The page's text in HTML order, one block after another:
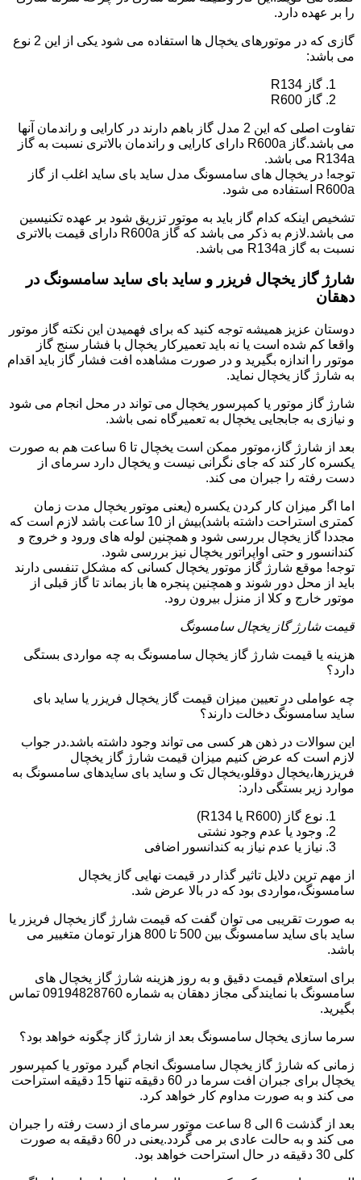
را بر عهده دارد.
گازی که در موتورهای یخچال ها استفاده می شود یکی از این 2 نوع
می باشد:
گاز R134
گاز R600
تفاوت اصلی که این 2 مدل گاز باهم دارند در کارایی و راندمان آنها
می باشد.گاز R600a دارای کارایی و راندمان بالاتری نسبت به گاز
R134a می باشد.
توجه! در یخچال های سامسونگ مدل ساید بای ساید اغلب از گاز
R600a استفاده می شود.
تشخیص اینکه کدام گاز باید به موتور تزریق شود بر عهده تکنیسین
می باشد.لازم به ذکر می باشد که گاز R600a دارای قیمت بالاتری
نسبت به گاز R134a می باشد.
شارژ گاز یخچال فریزر و ساید بای ساید سامسونگ در
دهقان
دوستان عزیز همیشه توجه کنید که برای فهمیدن این نکته گاز موتور
واقعا کم شده است یا نه باید تعمیرکار یخچال با فشار سنج گاز
موتور را اندازه بگیرید و در صورت مشاهده افت فشار گاز باید اقدام
به شارژ گاز یخچال نماید.
شارژ گاز موتور یا کمپرسور یخچال می تواند در محل انجام می شود
و نیازی به جابجایی یخچال به تعمیرگاه نمی باشد.
بعد از شارژ گاز،موتور ممکن است یخچال تا 6 ساعت هم به صورت
یکسره کار کند که جای نگرانی نیست و یخچال دارد سرمای از
دست رفته را جبران می کند.
اما اگر میزان کار کردن یکسره (یعنی موتور یخچال مدت زمان
کمتری استراحت داشته باشد)بیش از 10 ساعت باشد لازم است که
مجددا گاز یخچال بررسی شود و همچنین لوله های ورود و خروج و
کندانسور و حتی اواپراتور یخچال نیز بررسی شود.
توجه! موقع شارژ گاز موتور یخچال کسانی که مشکل تنفسی دارند
باید از محل دور شوند و همچنین پنجره ها باز بماند تا گاز قبلی از
موتور خارج و کلا از منزل بیرون رود.
قیمت شارژ گاز یخچال سامسونگ
هزینه یا قیمت شارژ گاز یخچال سامسونگ به چه مواردی بستگی
دارد؟
چه عواملی در تعیین میزان قیمت گاز یخچال فریزر یا ساید بای
ساید سامسونگ دخالت دارند؟
این سوالات در ذهن هر کسی می تواند وجود داشته باشد.در جواب
لازم است که عرض کنیم میزان قیمت شارژ گاز یخچال
فریزرها،یخچال دوقلو،یخچال تک و ساید بای سایدهای سامسونگ به
موارد زیر بستگی دارد:
نوع گاز (R600 یا R134)
وجود یا عدم وجود نشتی
نیاز یا عدم نیاز به کندانسور اضافی
از مهم ترین دلایل تاثیر گذار در قیمت نهایی گاز یخچال
سامسونگ،مواردی بود که در بالا عرض شد.
به صورت تقریبی می توان گفت که قیمت شارژ گاز یخچال فریزر یا
ساید بای ساید سامسونگ بین 500 تا 800 هزار تومان متغییر می
باشد.
برای استعلام قیمت دقیق و به روز هزینه شارژ گاز یخچال های
سامسونگ با نمایندگی مجاز دهقان به شماره 09194828760 تماس
بگیرید.
سرما سازی یخچال سامسونگ بعد از شارژ گاز چگونه خواهد بود؟
زمانی که شارژ گاز یخچال سامسونگ انجام گیرد موتور یا کمپرسور
یخچال برای جبران افت سرما در 60 دقیقه تنها 15 دقیقه استراحت
می کند و به صورت مداوم کار خواهد کرد.
بعد از گذشت 6 الی 8 ساعت موتور سرمای از دست رفته را جبران
می کند و به حالت عادی بر می گردد.یعنی در 60 دقیقه به صورت
کلی 30 دقیقه در حال استراحت خواهد بود.